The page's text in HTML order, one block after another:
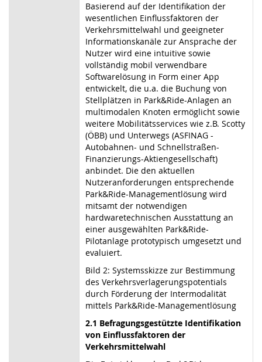
Basierend auf der Identifikation der
wesentlichen Einflussfaktoren der
Verkehrsmittelwahl und geeigneter
Informationskanäle zur Ansprache der
Nutzer wird eine intuitive sowie
vollständig mobil verwendbare
Softwarelösung in Form einer App
entwickelt, die u.a. die Buchung von
Stellplätzen in Park&Ride-Anlagen an
multimodalen Knoten ermöglicht sowie
weitere Mobilitätsservices wie z.B. Scotty
(ÖBB) und Unterwegs (ASFINAG -
Autobahnen- und Schnellstraßen-
Finanzierungs-Aktiengesellschaft)
anbindet. Die den aktuellen
Nutzeranforderungen entsprechende
Park&Ride-Managementlösung wird
mitsamt der notwendigen
hardwaretechnischen Ausstattung an
einer ausgewählten Park&Ride-
Pilotanlage prototypisch umgesetzt und
evaluiert.
Bild 2: Systemsskizze zur Bestimmung
des Verkehrsverlagerungspotentials
durch Förderung der Intermodalität
mittels Park&Ride-Managementlösung
2.1 Befragungsgestützte Identifikation
von Einflussfaktoren der
Verkehrsmittelwahl